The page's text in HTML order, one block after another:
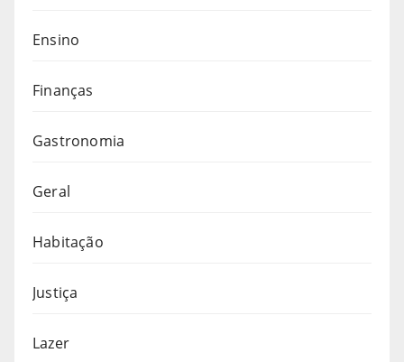
Ensino
Finanças
Gastronomia
Geral
Habitação
Justiça
Lazer